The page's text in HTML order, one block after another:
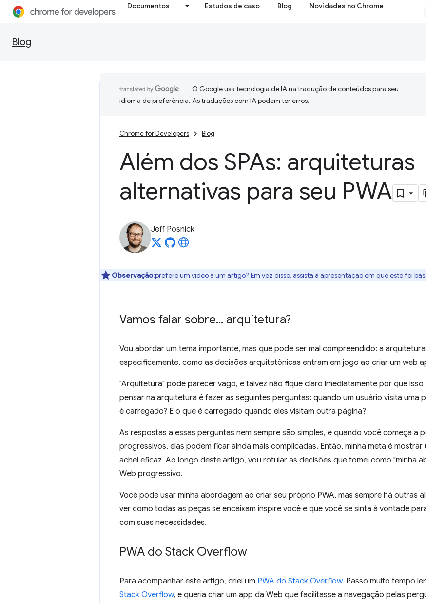
Documentos Estudos de caso Blog Novidades no Chrome
Blog
O Google usa tecnologia de IA na tradução de conteúdos para seu
idioma de preferência. As traduções com IA podem ter erros.
Chrome for Developers Blog
Além dos SPAs: arquiteturas
alternativas para seu PWA
Jeff Posnick
Observação:prefere um vídeo a um artigo? Em vez disso, assista a apresentação em que este foi
Vamos falar sobre... arquitetura?
Vou abordar um tema importante, mas que pode ser mal compreendido: a
especificamente, como as decisões arquitetônicas entram em jogo ao criar um web
"Arquitetura" pode parecer vago, e talvez não fique claro imediatamente por que isso
pensar na arquitetura é fazer as seguintes perguntas: quando um usuário visita uma
é carregado? E o que é carregado quando eles visitam outra página?
As respostas a essas perguntas nem sempre são simples, e quando você começa a
progressivos, elas podem ficar ainda mais complicadas. Então, minha meta é
achei eficaz. Ao longo deste artigo, vou rotular as decisões que tomei como "minha
Web progressivo.
Você pode usar minha abordagem ao criar seu próprio PWA, mas sempre há outras
ver como todas as peças se encaixam inspire você e que você se sinta à vontade
com suas necessidades.
PWA do Stack Overflow
Para acompanhar este artigo, criei um PWA do Stack Overflow. Passo muito tempo
Stack Overflow, e queria criar um app da Web que facilitasse a navegação pelas